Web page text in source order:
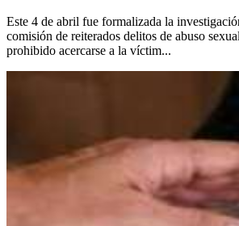
Este 4 de abril fue formalizada la
comisión de reiterados delitos de abuso
prohibido acercarse a la víctim...